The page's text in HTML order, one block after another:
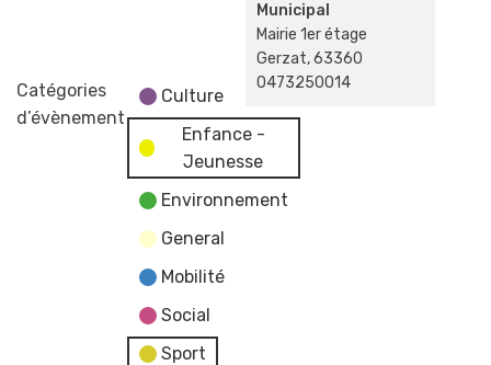
Municipal
Mairie 1er étage
Gerzat,63360
0473250014
Catégories
d’évènement
Culture
Enfance -
Jeunesse
Environnement
General
Mobilité
Social
Sport